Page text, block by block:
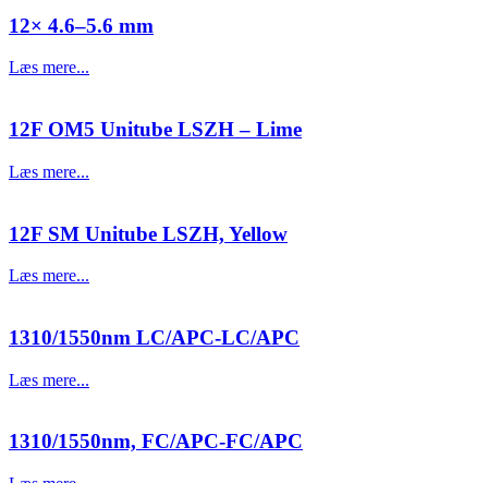
12× 4.6–5.6 mm
Læs mere...
12F OM5 Unitube LSZH – Lime
Læs mere...
12F SM Unitube LSZH, Yellow
Læs mere...
1310/1550nm LC/APC-LC/APC
Læs mere...
1310/1550nm, FC/APC-FC/APC